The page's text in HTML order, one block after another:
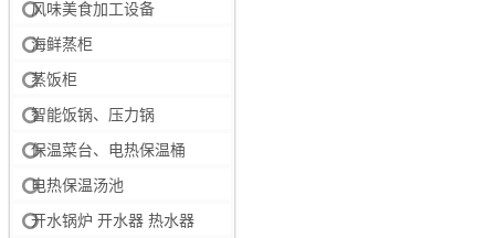
风味美食加工设备
海鲜蒸柜
蒸饭柜
智能饭锅、压力锅
保温菜台、电热保温桶
电热保温汤池
开水锅炉 开水器 热水器